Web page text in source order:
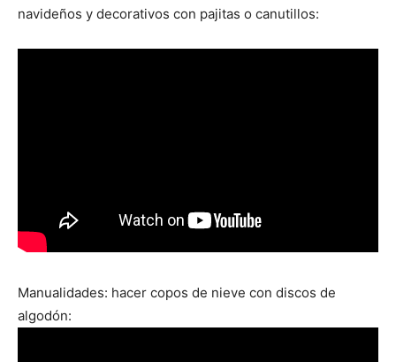
navideños y decorativos con pajitas o canutillos:
Manualidades: hacer copos de nieve con discos de
algodón: